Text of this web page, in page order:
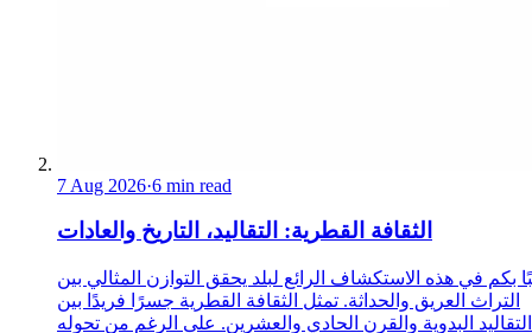
7 Aug 2026·6 min read
الثقافة القطرية: التقاليد، التاريخ والعادات
بكم في هذه الاستكشاف الرائع لبلد يحقق التوازن المثالي بين
التراث العريق والحداثة. تمثل الثقافة القطرية جسرًا فريدًا بين
التقاليد البدوية والقرن الحادي والعشرين. على الرغم من تحوله